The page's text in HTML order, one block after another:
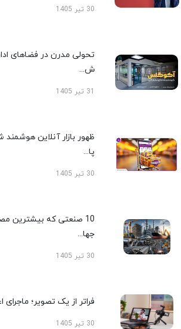
30 تیر 1405
تحولی مدرن در فضاهای
ش...
ظهور بازار آنلاین هوشمند
پا...
30 تیر 1405
10 صنعتی که بیشترین
جها...
30 تیر 1405
فراتر از یک تصویر؛ ماجرای
30 تیر 1405